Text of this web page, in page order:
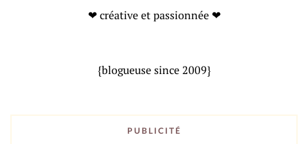
❤ créative et passionnée ❤
{blogueuse since 2009}
PUBLICITÉ